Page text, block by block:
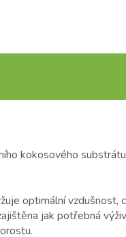
kokosového
optimální
jak potřebná